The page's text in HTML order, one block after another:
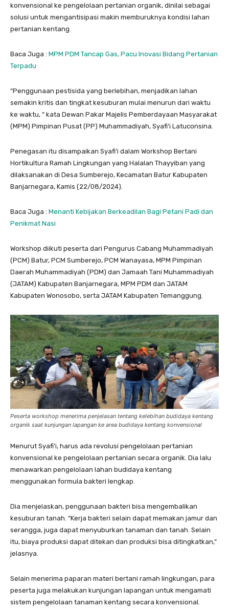
konvensional ke pengelolaan pertanian organik, dinilai sebagai
solusi untuk mengantisipasi makin memburuknya kondisi lahan
pertanian kentang.
Baca Juga : MPM PDM Tancap Gas, Pacu Inovasi Bidang Pertanian
Terpadu
“Penggunaan pestisida yang berlebihan, menjadikan lahan
semakin kritis dan tingkat kesuburan mulai menurun dari waktu
ke waktu, “ kata Dewan Pakar Majelis Pemberdayaan Masyarakat
(MPM) Pimpinan Pusat (PP) Muhammadiyah, Syafi’i Latuconsina.
Penegasan itu disampaikan Syafi’i dalam Workshop Bertani
Hortikultura Ramah Lingkungan yang Halalan Thayyiban yang
dilaksanakan di Desa Sumberejo, Kecamatan Batur Kabupaten
Banjarnegara, Kamis (22/08/2024).
Baca Juga : Menanti Kebijakan Berkeadilan Bagi Petani Padi dan
Penikmat Nasi
Workshop diikuti peserta dari Pengurus Cabang Muhammadiyah
(PCM) Batur, PCM Sumberejo, PCM Wanayasa, MPM Pimpinan
Daerah Muhammadiyah (PDM) dan Jamaah Tani Muhammadiyah
(JATAM) Kabupaten Banjarnegara, MPM PDM dan JATAM
Kabupaten Wonosobo, serta JATAM Kabupaten Temanggung.
Peserta workshop menerima penjelasan tentang kelebihan budidaya kentang
organik saat kunjungan lapangan ke area budidaya kentang konvensional
Menurut Syafi’i, harus ada revolusi pengelolaan pertanian
konvensional ke pengelolaan pertanian secara organik. Dia lalu
menawarkan pengelolaan lahan budidaya kentang
menggunakan formula bakteri lengkap.
Dia menjelaskan, penggunaan bakteri bisa mengembalikan
kesuburan tanah. “Kerja bakteri selain dapat memakan jamur dan
serangga, juga dapat menyuburkan tanaman dan tanah. Selain
itu, biaya produksi dapat ditekan dan produksi bisa ditingkatkan,”
jelasnya.
Selain menerima paparan materi bertani ramah lingkungan, para
peserta juga melakukan kunjungan lapangan untuk mengamati
sistem pengelolaan tanaman kentang secara konvensional.